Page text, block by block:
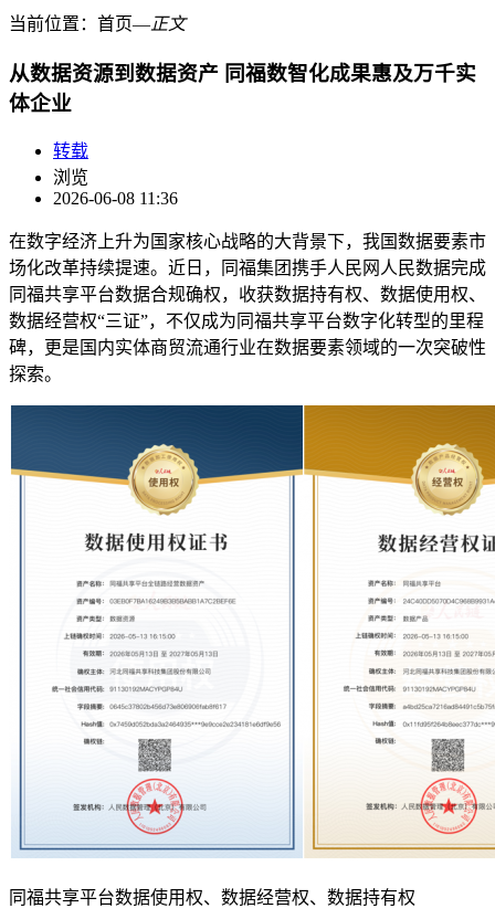
当前位置： 首页―正文
从数据资源到数据资产 同福数智化成果惠及万千实
体企业
转载
浏览
2026-06-08 11:36
在数字经济上升为国家核心战略的大背景下，我国数据要素市
场化改革持续提速。近日，同福集团携手人民网人民数据完成
同福共享平台数据合规确权，收获数据持有权、数据使用权、
数据经营权“三证”，不仅成为同福共享平台数字化转型的里程
碑，更是国内实体商贸流通行业在数据要素领域的一次突破性
探索。
同福共享平台数据使用权、数据经营权、数据持有权